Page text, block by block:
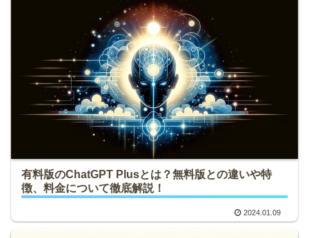
有料版のChatGPT Plusとは？無料版との違いや特
徴、料金について徹底解説！
2024.01.09